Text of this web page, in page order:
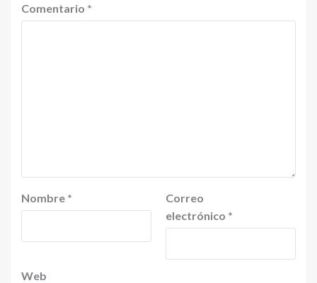
Comentario *
Nombre *
Correo
electrónico *
Web